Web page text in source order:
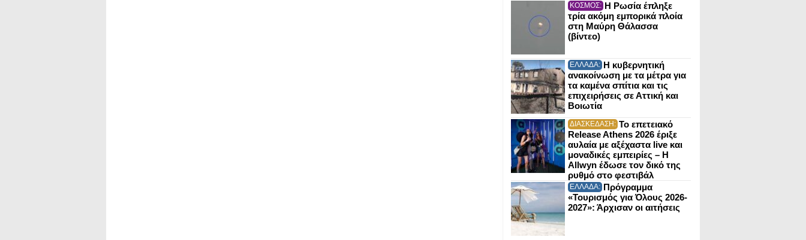
ΚΟΣΜΟΣ: Η Ρωσία έπληξε
τρία ακόμη εμπορικά πλοία
στη Μαύρη Θάλασσα
(βίντεο)
ΕΛΛΑΔΑ: Η κυβερνητική
ανακοίνωση με τα μέτρα για
τα καμένα σπίτια και τις
επιχειρήσεις σε Αττική και
Βοιωτία
ΔΙΑΣΚΕΔΑΣΗ: Το επετειακό
Release Athens 2026 έριξε
αυλαία με αξέχαστα live και
μοναδικές εμπειρίες – Η
Allwyn έδωσε τον δικό της
ρυθμό στο φεστιβάλ
ΕΛΛΑΔΑ: Πρόγραμμα
«Τουρισμός για Όλους 2026-
2027»: Άρχισαν οι αιτήσεις